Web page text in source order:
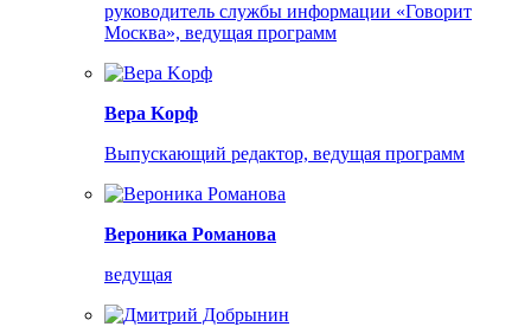
руководитель службы информации «Говорит
Москва», ведущая программ
Bepa Koрф
Выпускающий редактор, ведущая программ
Вероника Романова
ведущая